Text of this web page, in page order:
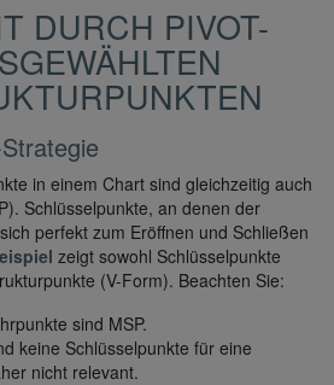
DURCH PIVOT-
in einem Chart sind gleichzeitig auch
Schlüsselpunkte, an denen der
perfekt zum Eröffnen und Schließen
zeigt sowohl Schlüsselpunkte
(V-Form). Beachten Sie:
sind MSP.
keine Schlüsselpunkte für eine
nicht relevant.